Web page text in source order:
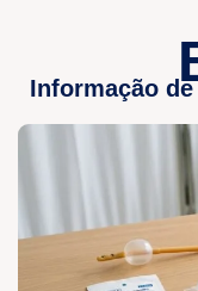
Informação